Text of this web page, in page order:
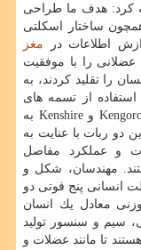
كرد: هدف ما طراحی
ساختار اسكلتی
اطلاعات در مغز
را با موفقیت
را تقلید كردند، به
از تسمه های
محرك حركات بدن انسان را تقلید می كنند. Kengoro و Kenshire به
دو ربات با عنایت به
و عملكرد مفاصل
مهندسان، شكل و
انسانی پنج فوتی دو
معادل یك انسان
سیم و سنسور تولید
تا مانند عضلات و